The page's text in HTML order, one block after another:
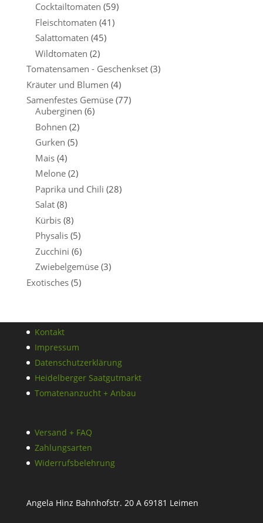
Cocktailtomaten (59)
Fleischtomaten (41)
Salattomaten (45)
Wildtomaten (2)
Tomatensamen - Geschenkset (3)
Kräuter und Blumen (4)
Samenfestes Gemüse (77)
Auberginen (6)
Bohnen (2)
Gurken (5)
Mais (4)
Melone (2)
Paprika und Chili (28)
Salat (8)
Kürbis (8)
Physalis (5)
Zucchini (6)
Zwiebelgemüse (3)
Exotisches (5)
Kontakt
Impressum
Datenschutzerklärung
Heidelberger Saatgutmarkt
Tomatenanzucht + Anbau
Versand + FAQ
Zahlungsarten
Widerrufsbelehrung
Angela Hinz Bahnhofstr. 20 A 69181 Leimen